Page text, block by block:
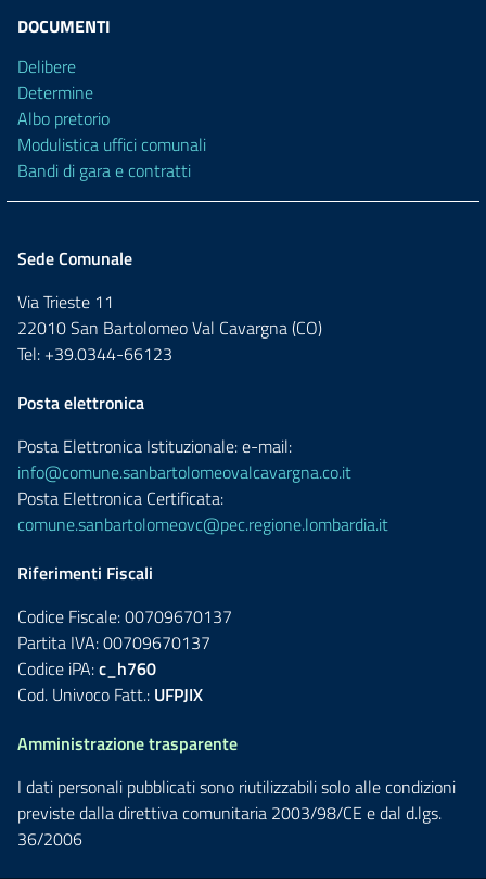
DOCUMENTI
Delibere
Determine
Albo pretorio
Modulistica uffici comunali
Bandi di gara e contratti
Sede Comunale
Via Trieste 11
22010 San Bartolomeo Val Cavargna (CO)
Tel: +39.0344-66123
Posta elettronica
Posta Elettronica Istituzionale: e-mail:
info@comune.sanbartolomeovalcavargna.co.it
Posta Elettronica Certificata:
comune.sanbartolomeovc@pec.regione.lombardia.it
Riferimenti Fiscali
Codice Fiscale: 00709670137
Partita IVA: 00709670137
Codice iPA:c_h760
Cod. Univoco Fatt.: UFPJIX
Amministrazione trasparente
I dati personali pubblicati sono riutilizzabili solo alle condizioni
previste dalla direttiva comunitaria 2003/98/CE e dal d.lgs.
36/2006